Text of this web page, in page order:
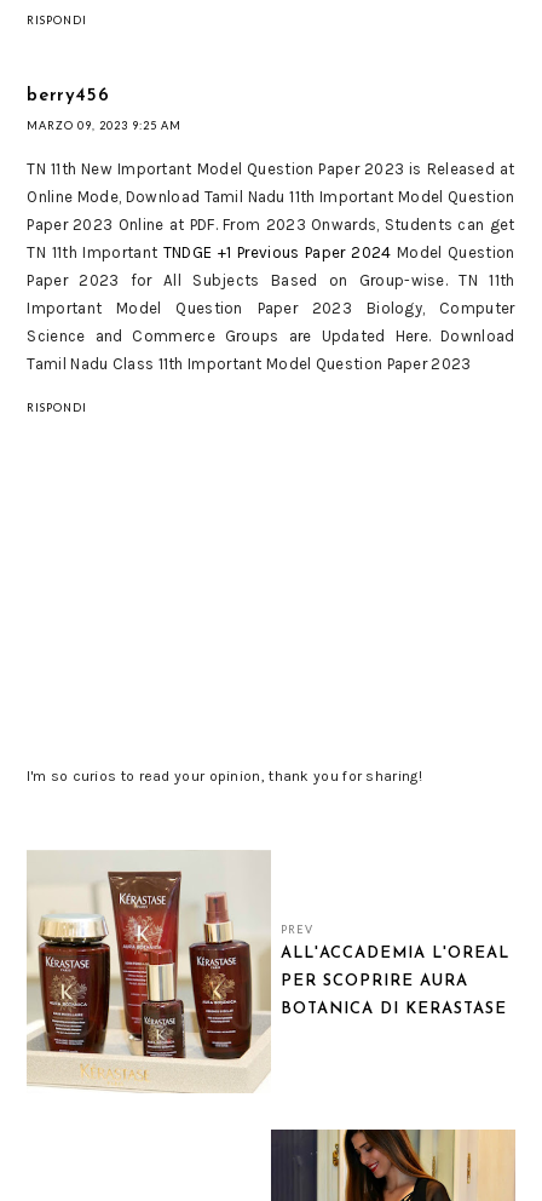
RISPONDI
berry456
MARZO 09, 2023 9:25 AM
TN 11th New Important Model Question Paper 2023 is Released at
Online Mode, Download Tamil Nadu 11th Important Model Question
Paper 2023 Online at PDF. From 2023 Onwards, Students can get
TN 11th Important TNDGE +1 Previous Paper 2024 Model Question
Paper 2023 for All Subjects Based on Group-wise. TN 11th
Important Model Question Paper 2023 Biology, Computer
Science and Commerce Groups are Updated Here. Download
Tamil Nadu Class 11th Important Model Question Paper 2023
RISPONDI
I'm so curios to read your opinion, thank you for sharing!
PREV
ALL'ACCADEMIA L'OREAL
PER SCOPRIRE AURA
BOTANICA DI KERASTASE